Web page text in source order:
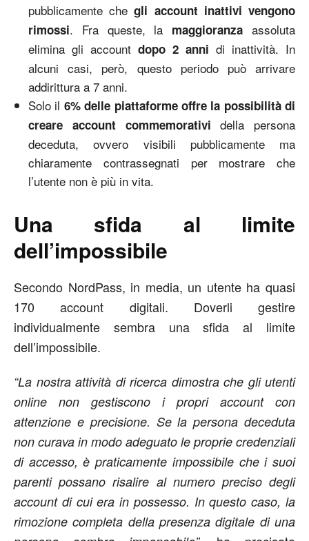
pubblicamente chegli account inattivi vengono
rimossi. Fra queste, la maggioranza assoluta
elimina gli account dopo 2 anni di inattività. In
alcuni casi, però, questo periodo può arrivare
addirittura a 7 anni.
Solo il 6% delle piattaforme offre la possibilità di
creare account commemorativi della persona
deceduta, ovvero visibili pubblicamente ma
chiaramente contrassegnati per mostrare che
l’utente non è più in vita.
Una sfida al limite
dell’impossibile
Secondo NordPass, in media, un utente ha quasi
170 account digitali. Doverli gestire
individualmente sembra una sfida al limite
dell’impossibile.
“La nostra attività di ricerca dimostra che gli utenti
online non gestiscono i propri account con
attenzione e precisione. Se la persona deceduta
non curava in modo adeguato le proprie credenziali
di accesso, è praticamente impossibile che i suoi
parenti possano risalire al numero preciso degli
account di cui era in possesso. In questo caso, la
rimozione completa della presenza digitale di una